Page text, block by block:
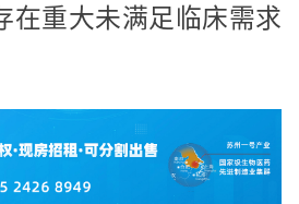
在重大未满足临床需求